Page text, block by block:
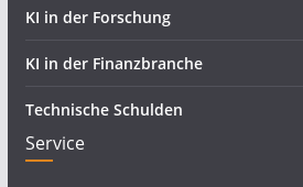
KI in der Forschung
KI in der Finanzbranche
Technische Schulden
Service